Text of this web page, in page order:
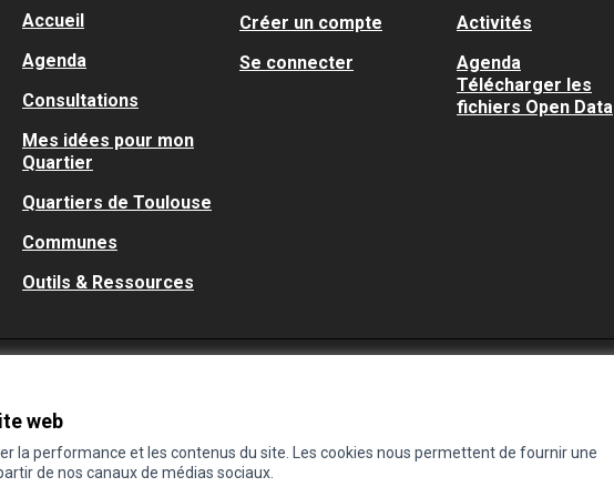
web
la performance et les contenus du site. Les cookies nous permettent de fournir une
de nos canaux de médias sociaux.
Accueil
Agenda
Consultations
Mes idées pour mon
Quartier
Quartiers de Toulouse
Communes
Outils & Ressources
Créer un compte
Se connecter
Activités
Agenda
Télécharger les
fichiers Open Data